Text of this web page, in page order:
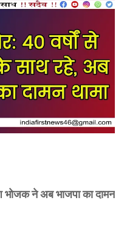
भोजक ने अब भाजपा का दामन